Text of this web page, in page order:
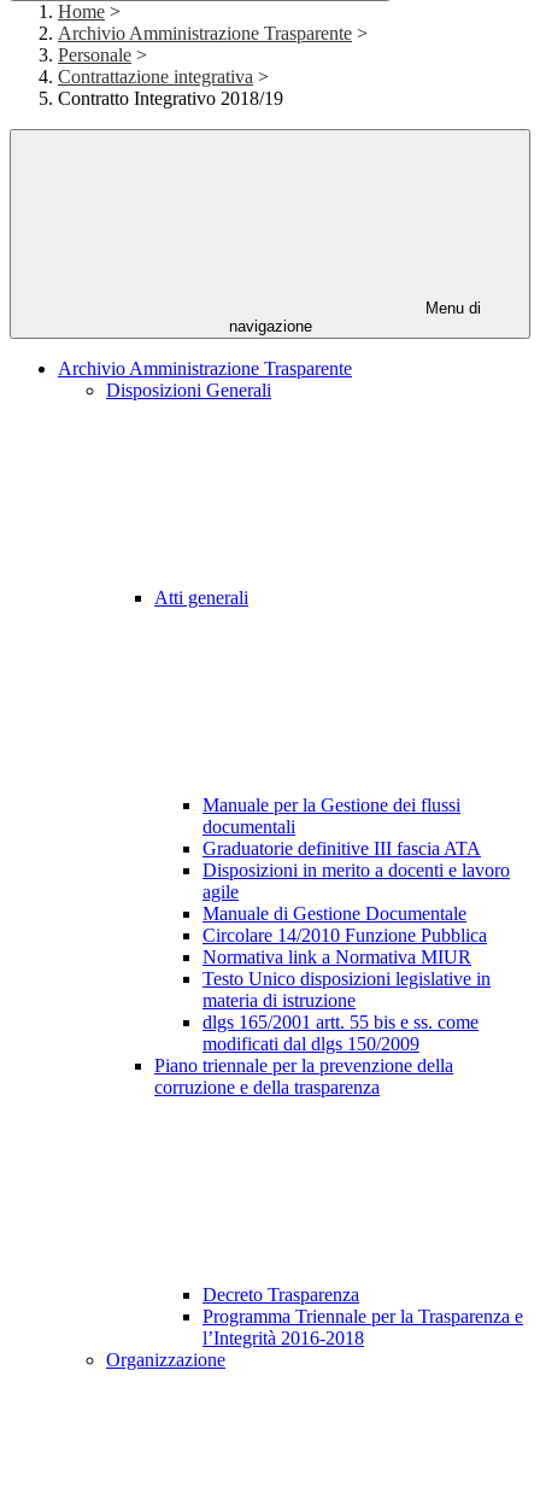
Home >
Archivio Amministrazione Trasparente >
Personale >
Contrattazione integrativa >
Contratto Integrativo 2018/19
Menu di
navigazione
Archivio Amministrazione Trasparente
Disposizioni Generali
Atti generali
Manuale per la Gestione dei flussi
documentali
Graduatorie definitive III fascia ATA
Disposizioni in merito a docenti e lavoro
agile
Manuale di Gestione Documentale
Circolare 14/2010 Funzione Pubblica
Normativa link a Normativa MIUR
Testo Unico disposizioni legislative in
materia di istruzione
dlgs 165/2001 artt. 55 bis e ss. come
modificati dal dlgs 150/2009
Piano triennale per la prevenzione della
corruzione e della trasparenza
Decreto Trasparenza
Programma Triennale per la Trasparenza e
l’Integrità 2016-2018
Organizzazione